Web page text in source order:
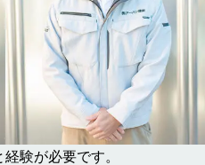
験が必要です。